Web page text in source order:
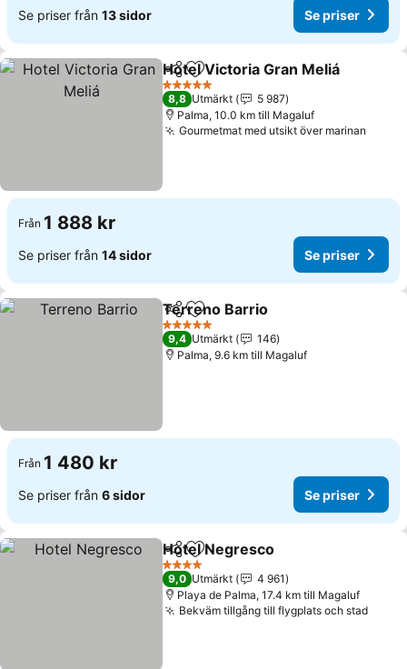
Se priser från 13 sidor Se priser
Dela Lägg till i Mina Favoriter
Hotel Victoria Gran Meliá
5 Stjärnor
8,8 Utmärkt
5 987
Palma, 10.0 km till Magaluf
Gourmetmat med utsikt över marinan
Från 1 888 kr
Se priser från 14 sidor Se priser
Dela Lägg till i Mina Favoriter
Terreno Barrio
5 Stjärnor
9,4 Utmärkt
146
Palma, 9.6 km till Magaluf
Från 1 480 kr
Se priser från 6 sidor Se priser
Dela Lägg till i Mina Favoriter
Hotel Negresco
4 Stjärnor
9,0 Utmärkt
4 961
Playa de Palma, 17.4 km till Magaluf
Bekväm tillgång till flygplats och stadSe